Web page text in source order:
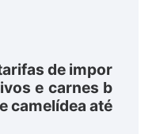
de impor
e carnes b
camelídea até